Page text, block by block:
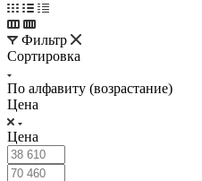
Фильтр
Сортировка
По алфавиту (возрастание)
Цена
Цена